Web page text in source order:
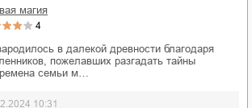
магия
4
в далекой древности благодаря
пожелавших разгадать тайны
семьи м…
10:31